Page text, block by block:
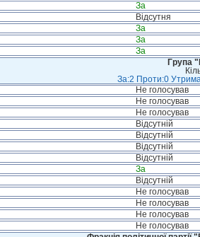
За
Відсутня
За
За
За
Група
За:2 Проти:0
Не голосував
Не голосував
Не голосував
Відсутній
Відсутній
Відсутній
Відсутній
За
Відсутній
Не голосував
Не голосував
Не голосував
Не голосував